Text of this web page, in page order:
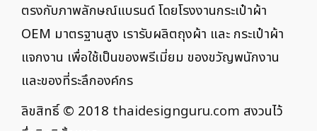
ตรงกับภาพลักษณ์แบรนด์ โดยโรงงานกระเป๋าผ้า
OEM มาตรฐานสูง เรารับผลิตถุงผ้า และ กระเป๋าผ้า
แจกงาน เพื่อใช้เป็นของพรีเมี่ยม ของขวัญพนักงาน
และของที่ระลึกองค์กร
ลิขสิทธิ์ © 2018 thaidesignguru.com สงวนไว้